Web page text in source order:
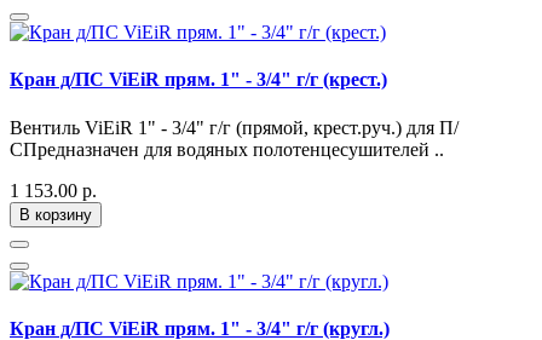
Кран д/ПС ViEiR прям. 1" - 3/4" г/г (крест.)
Вентиль ViEiR 1" - 3/4" г/г (прямой, крест.руч.) для П/
СПредназначен для водяных полотенцесушителей ..
1 153.00 р.
В корзину
Кран д/ПС ViEiR прям. 1" - 3/4" г/г (кругл.)